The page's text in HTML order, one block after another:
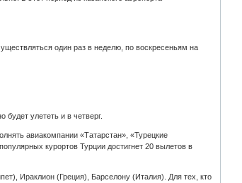
один раз в неделю, по воскресеньям на
улететь и в четверг.
авиакомпании «Татарстан», «Турецкие
курортов Турции достигнет 20 вылетов в
Ираклион (Греция), Барселону (Италия). Для тех, кто